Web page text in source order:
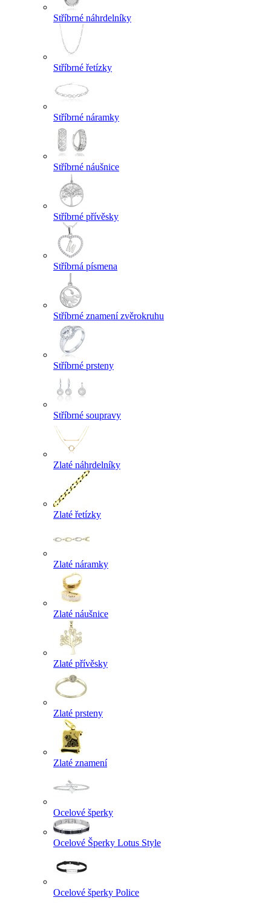
Stříbrné náhrdelníky
Stříbrné řetízky
Stříbrné náramky
Stříbrné náušnice
Stříbrné přívěsky
Stříbrná písmena
Stříbrné znamení zvěrokruhu
Stříbrné prsteny
Stříbrné soupravy
Zlaté náhrdelníky
Zlaté řetízky
Zlaté náramky
Zlaté náušnice
Zlaté přívěsky
Zlaté prsteny
Zlaté znamení
Ocelové šperky
Ocelové Šperky Lotus Style
Ocelové šperky Police